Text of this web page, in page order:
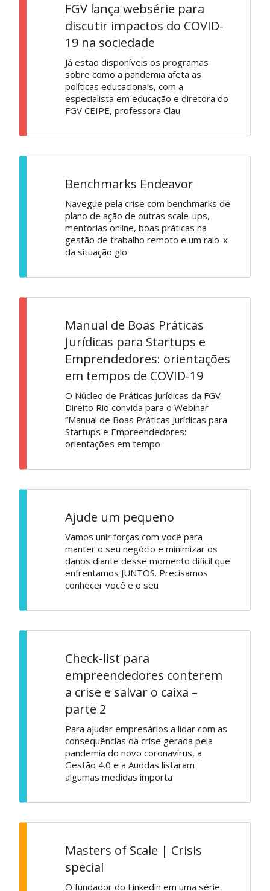
FGV lança websérie para
discutir impactos do COVID-
19 na sociedade
Já estão disponíveis os programas
sobre como a pandemia afeta as
políticas educacionais, com a
especialista em educação e diretora do
FGV CEIPE, professora Clau
Benchmarks Endeavor
Navegue pela crise com benchmarks de
plano de ação de outras scale-ups,
mentorias online, boas práticas na
gestão de trabalho remoto e um raio-x
da situação glo
Manual de Boas Práticas
Jurídicas para Startups e
Emprendedores: orientações
em tempos de COVID-19
O Núcleo de Práticas Jurídicas da FGV
Direito Rio convida para o Webinar
“Manual de Boas Práticas Jurídicas para
Startups e Empreendedores:
orientações em tempo
Ajude um pequeno
Vamos unir forças com você para
manter o seu negócio e minimizar os
danos diante desse momento difícil que
enfrentamos JUNTOS. Precisamos
conhecer você e o seu
Check-list para
empreendedores conterem
a crise e salvar o caixa –
parte 2
Para ajudar empresários a lidar com as
consequências da crise gerada pela
pandemia do novo coronavírus, a
Gestão 4.0 e a Auddas listaram
algumas medidas importa
Masters of Scale | Crisis
special
O fundador do Linkedin em uma série